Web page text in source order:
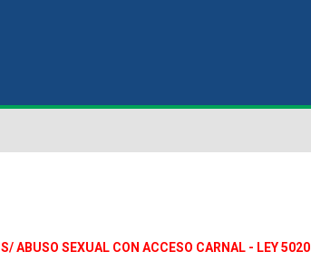
ABUSO SEXUAL CON ACCESO CARNAL - LEY 5020